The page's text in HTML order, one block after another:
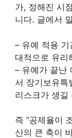
가, 정해진 시
니다. 글에서
– 유예 적용
대적으로 유리
– 유예가 끝난
서 장기보유특
리스크가 생길
즉 “공제율이
산의 큰 축이